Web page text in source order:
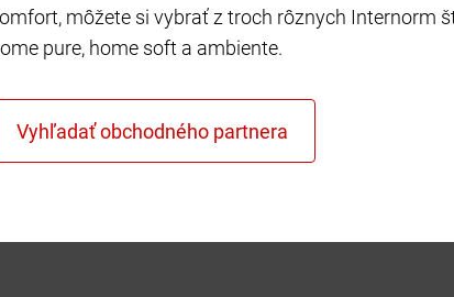
môžete si vybrať z troch rôznych Internorm
pure, home soft a ambiente.